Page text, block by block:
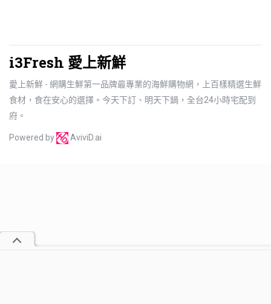
i3Fresh 愛上新鮮
愛上新鮮 - 網購生鮮第一品牌最專業的海鮮購物網，上百樣精選生鮮
食材，食在安心的選擇。今天下訂、明天下鍋，全台24小時宅配到
府。
Powered by AviviD.ai